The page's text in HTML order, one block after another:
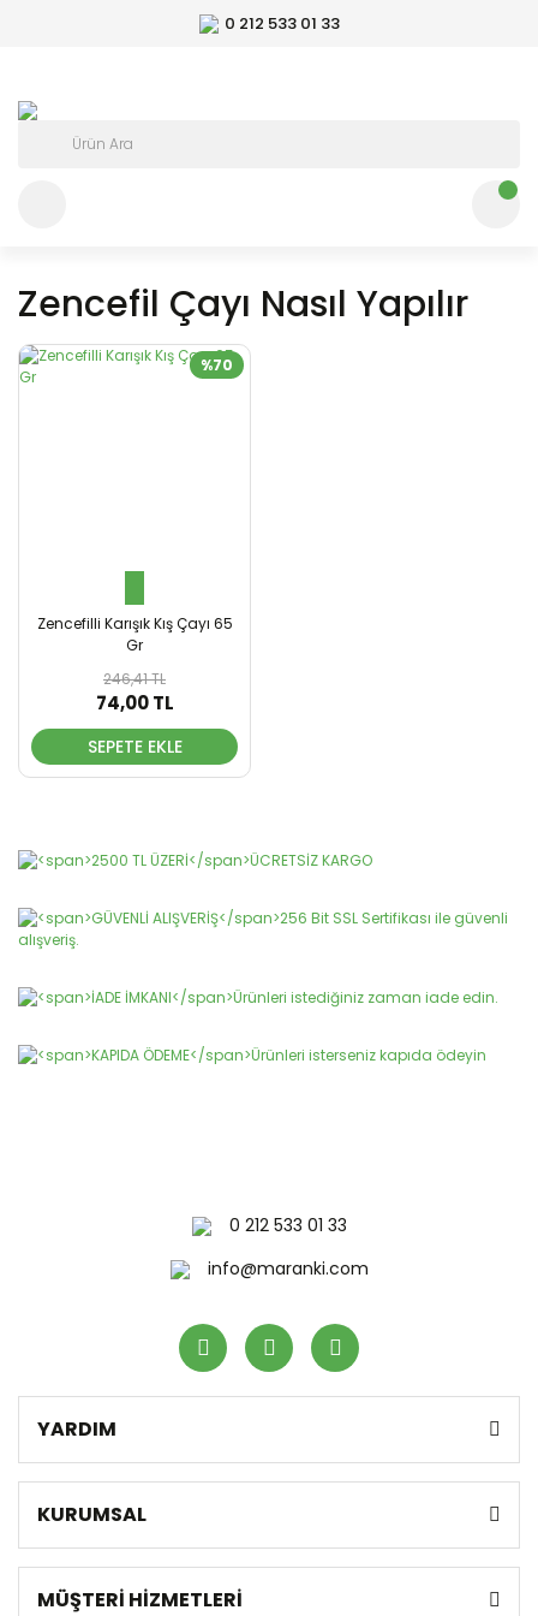
0 212 533 01 33
Zencefil Çayı Nasıl Yapılır
%70
Zencefilli Karışık Kış Çayı 65
Gr
246,41 TL
74,00 TL
SEPETE EKLE
0 212 533 01 33
info@maranki.com
YARDIM
KURUMSAL
MÜŞTERİ HİZMETLERİ